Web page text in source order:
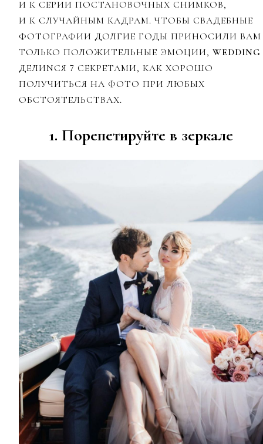
И К СЕРИИ ПОСТАНОВОЧНЫХ СНИМКОВ,
И К СЛУЧАЙНЫМ КАДРАМ. ЧТОБЫ СВАДЕБНЫЕ
ФОТОГРАФИИ ДОЛГИЕ ГОДЫ ПРИНОСИЛИ ВАМ
ТОЛЬКО ПОЛОЖИТЕЛЬНЫЕ ЭМОЦИИ, WEDDING
ДЕЛИNСЯ 7 СЕКРЕТАМИ, КАК ХОРОШО
ПОЛУЧИТЬСЯ НА ФОТО ПРИ ЛЮБЫХ
ОБСТОЯТЕЛЬСТВАХ.
1. Порепетируйте в зеркале